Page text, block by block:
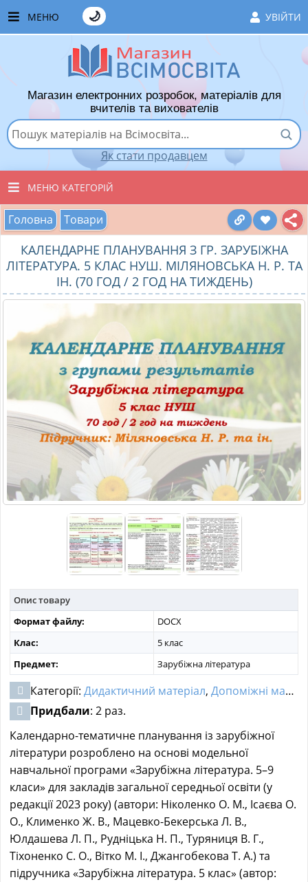
МЕНЮ УВІЙТИ
🌙
ЧАСТІ ЗАПИТАННЯ
ЯК ТУТ КУПУВАТИ
ЯК ТУТ ПРОДАВАТИ
ДОДАТИ РОЗРОБКУ
ВПОДОБАНІ ТОВАРИ
КОШИК
Магазин електронних розробок, матеріалів для
вчителів та вихователів
Як стати продавцем
МЕНЮ КАТЕГОРІЙ
ВСІ ТОВАРИ
ВИХОВАТЕЛЯМ ДНЗ
ПОЧАТКОВІ КЛАСИ
МАТЕРІАЛИ З ПРЕДМЕТІВ
РІЗНІ МАТЕРІАЛИ
НОВИНИ
Головна Товари
КАЛЕНДАРНЕ ПЛАНУВАННЯ З ГР. ЗАРУБІЖНА
ЛІТЕРАТУРА. 5 КЛАС НУШ. МІЛЯНОВСЬКА Н. Р. ТА
ІН. (70 ГОД / 2 ГОД НА ТИЖДЕНЬ)
Опис товару
Формат файлу:
DOCX
Клас:
5 клас
Предмет:
Зарубіжна література
Категорії: Дидактичний матеріал, Допоміжні матеріали
Придбали: 2 раз.
Календарно-тематичне планування із зарубіжної
літератури розроблено на основі модельної
навчальної програми «Зарубіжна література. 5–9
класи» для закладів загальної середньої освіти (у
редакції 2023 року) (автори: Ніколенко О. М., Ісаєва О.
О., Клименко Ж. В., Мацевко-Бекерська Л. В.,
Юлдашева Л. П., Рудніцька Н. П., Туряниця В. Г.,
Тіхоненко С. О., Вітко М. І., Джангобекова Т. А.) та
підручника «Зарубіжна література. 5 клас» (автор: